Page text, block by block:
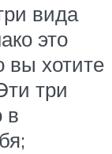
вида
это
вы хотите
три
в